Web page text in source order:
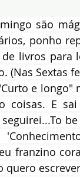
são
ponho
livros
(Nas Sextas
e
coisas. E
franzino
quero